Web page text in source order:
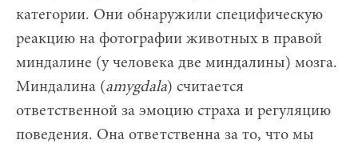
категории. Они обнаружили специфическую
реакцию на фотографии животных в правой
миндалине (у человека две миндалины) мозга.
Миндалина (amygdala) считается
ответственной за эмоцию страха и регуляцию
поведения. Она ответственна за то, что мы